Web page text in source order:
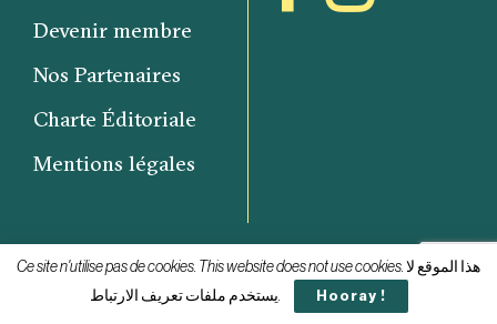
Devenir membre
Nos Partenaires
Charte Éditoriale
Mentions légales
Découvrez notre newsletter
Ce site n'utilise pas de cookies. This website does not use cookies. هذا الموقع لا
يستخدم ملفات تعريف الارتباط.
Hooray !